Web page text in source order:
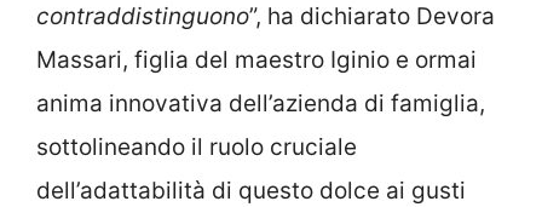
contraddistinguono”, ha dichiarato Devora
Massari, figlia del maestro Iginio e ormai
anima innovativa dell’azienda di famiglia,
sottolineando il ruolo cruciale
dell’adattabilità di questo dolce ai gusti